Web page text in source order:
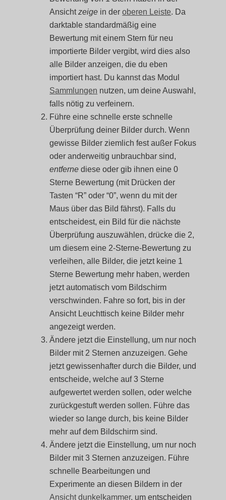
Ansichtzeige in deroberen Leiste. Da
darktable standardmäßig eine
Bewertung mit einem Stern für neu
importierte Bilder vergibt, wird dies also
alle Bilder anzeigen, die du eben
importiert hast. Du kannst das Modul
Sammlungen nutzen, um deine Auswahl,
falls nötig zu verfeinern.
Führe eine schnelle erste schnelle
Überprüfung deiner Bilder durch. Wenn
gewisse Bilder ziemlich fest außer Fokus
oder anderweitig unbrauchbar sind,
entferne diese oder gib ihnen eine 0
Sterne Bewertung (mit Drücken der
Tasten “R” oder “0”, wenn du mit der
Maus über das Bild fährst). Falls du
entscheidest, ein Bild für die nächste
Überprüfung auszuwählen, drücke die 2,
um diesem eine 2-Sterne-Bewertung zu
verleihen, alle Bilder, die jetzt keine 1
Sterne Bewertung mehr haben, werden
jetzt automatisch vom Bildschirm
verschwinden. Fahre so fort, bis in der
Ansicht Leuchttisch keine Bilder mehr
angezeigt werden.
Ändere jetzt die Einstellung, um nur noch
Bilder mit 2 Sternen anzuzeigen. Gehe
jetzt gewissenhafter durch die Bilder, und
entscheide, welche auf 3 Sterne
aufgewertet werden sollen, oder welche
zurückgestuft werden sollen. Führe das
wieder so lange durch, bis keine Bilder
mehr auf dem Bildschirm sind.
Ändere jetzt die Einstellung, um nur noch
Bilder mit 3 Sternen anzuzeigen. Führe
schnelle Bearbeitungen und
Experimente an diesen Bildern in der
Ansicht dunkelkammer, um entscheiden